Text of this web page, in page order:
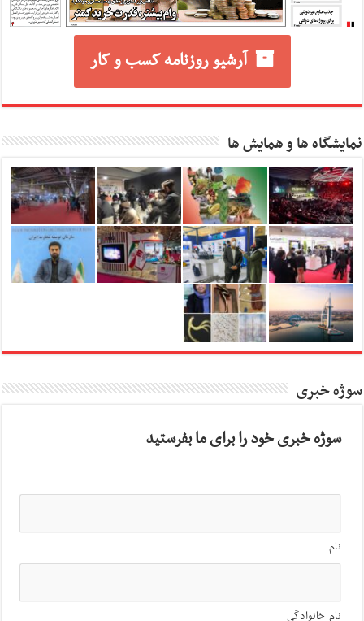
آرشیو روزنامه کسب و کار
نمایشگاه ها و همایش ها
سوژه خبری
سوژه خبری خود را برای ما بفرستید
نام
نام خانوادگی